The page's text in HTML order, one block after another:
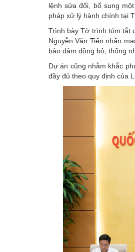
lệnh sửa đổi, bổ sung
pháp xử lý hành chính tại
Trình bày Tờ trình tóm tắt
Nguyễn Văn Tiến nhấn
bảo đảm đồng bộ, thống
Dự án cũng nhằm khắc
đầy đủ theo quy định của